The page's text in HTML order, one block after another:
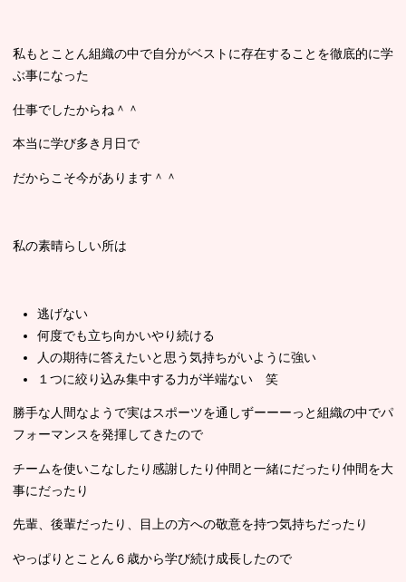
私もとことん組織の中で自分がベストに存在することを徹底的に学
ぶ事になった
仕事でしたからね＾＾
本当に学び多き月日で
だからこそ今があります＾＾
私の素晴らしい所は
逃げない
何度でも立ち向かいやり続ける
人の期待に答えたいと思う気持ちがいように強い
１つに絞り込み集中する力が半端ない 笑
勝手な人間なようで実はスポーツを通しずーーーっと組織の中でパ
フォーマンスを発揮してきたので
チームを使いこなしたり感謝したり仲間と一緒にだったり仲間を大
事にだったり
先輩、後輩だったり、目上の方への敬意を持つ気持ちだったり
やっぱりとことん６歳から学び続け成長したので